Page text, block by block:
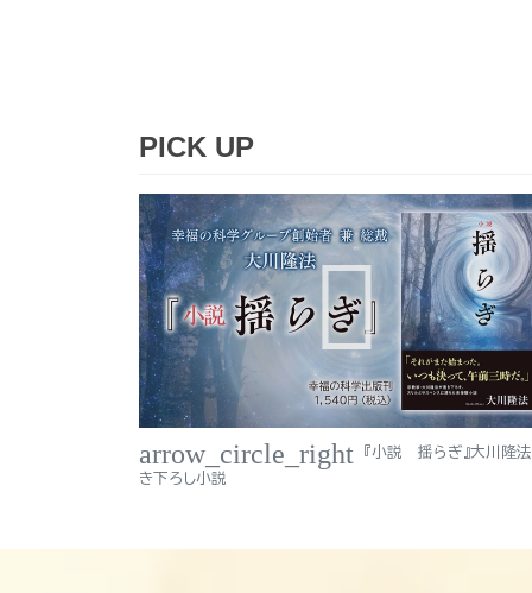
PICK UP
arrow_circle_right
『小説 揺らぎ』大川隆
き下ろし小説